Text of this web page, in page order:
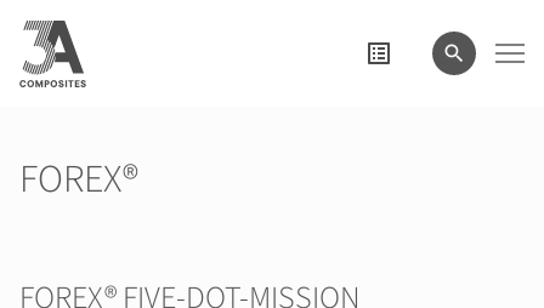
el
término
de
FOREX®
FOREX® FIVE-DOT-MISSION